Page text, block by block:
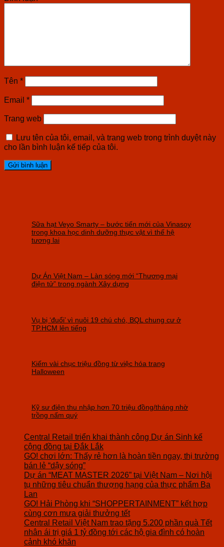
Tên *
Email *
Trang web
Lưu tên của tôi, email, và trang web trong trình duyệt này
cho lần bình luận kế tiếp của tôi.
Sữa hạt Veyo Smarty – bước tiến mới của Vinasoy
trong khoa học dinh dưỡng thực vật vì thế hệ
tương lai
Dự Án Việt Nam – Làn sóng mới “Thương mại
điện tử” trong ngành Xây dựng
Vụ bị ‘đuổi’ vì nuôi 19 chú chó, BQL chung cư ở
TP.HCM lên tiếng
Kiếm vài chục triệu đồng từ việc hóa trang
Halloween
Kỹ sư điện thu nhập hơn 70 triệu đồng/tháng nhờ
trồng nấm quý
Central Retail triển khai thành công Dự án Sinh kế
cộng đồng tại Đắk Lắk
GO! chơi lớn: Thấy rẻ hơn là hoàn tiền ngay, thị trường
bán lẻ “dậy sóng”
Dự án “MEAT MASTER 2026” tại Việt Nam – Nơi hội
tụ những tiêu chuẩn thượng hạng của thực phẩm Ba
Lan
GO! Hải Phòng khi “SHOPPERTAINMENT” kết hợp
cùng cơn mưa giải thưởng tết
Central Retail Việt Nam trao tặng 5.200 phần quà Tết
nhân ái trị giá 1 tỷ đồng tới các hộ gia đình có hoàn
cảnh khó khăn